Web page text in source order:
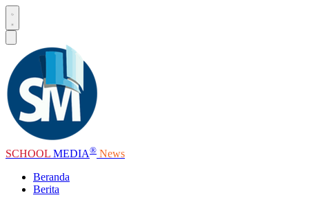
SCHOOL MEDIA® News
Beranda
Berita